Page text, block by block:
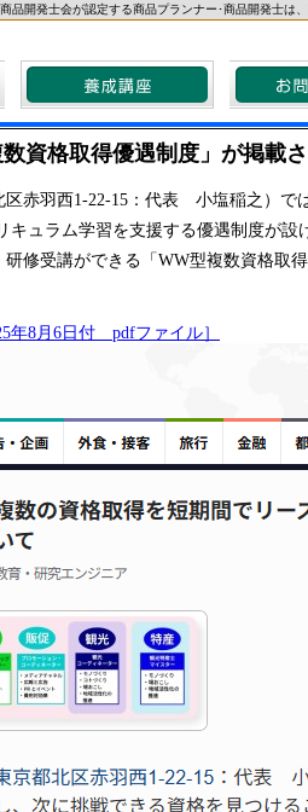
品開発士会が認定する商品プランナー･商品開発士は
資格取得優遇制度」が掲載さ
区赤羽西1-22-15：代表 小塩稲之）
キュラム学習を支援する優遇制度が
修受講ができる「WW型複数資格取
年8月6日付 pdfファイル］